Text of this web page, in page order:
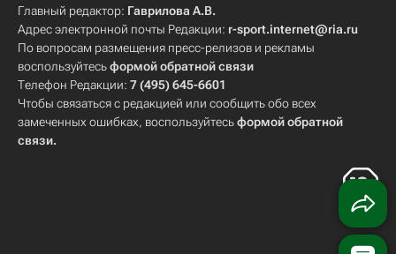
Главный редактор: Гаврилова А.В.
Адрес электронной почты Редакции: r-sport.internet@ria.ru
По вопросам размещения пресс-релизов и рекламы
воспользуйтесьформой обратной связи
Телефон Редакции: 7 (495) 645-6601
Чтобы связаться с редакцией или сообщить обо всех
замеченных ошибках, воспользуйтесьформой обратной
связи.